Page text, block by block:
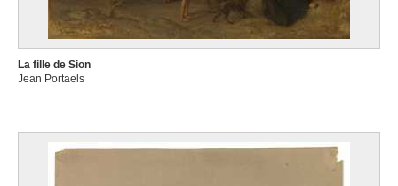
La fille de Sion
Jean Portaels